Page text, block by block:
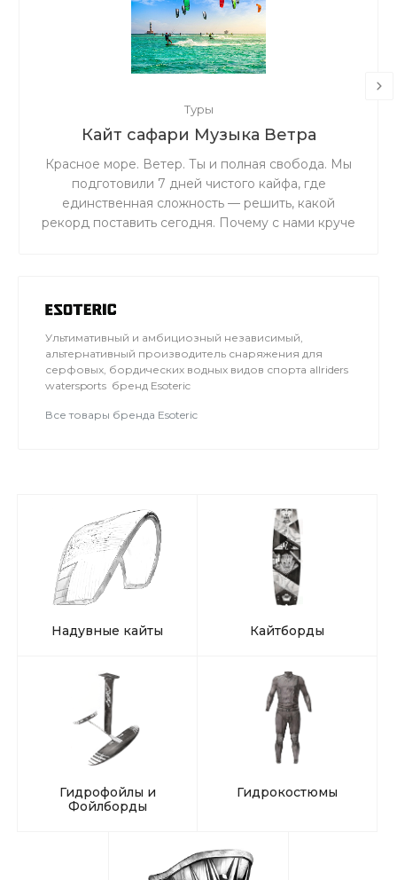
Туры
Кайт сафари Музыка Ветра
Красное море. Ветер. Ты и полная свобода. Мы
подготовили 7 дней чистого кайфа, где
единственная сложность — решить, какой
рекорд поставить сегодня. Почему с нами круче
Инструкторы со стажем 10+ лет — ты в
надежных руках. Эстетика в кадре: Видео и
фото каждого момента твоего успеха. Полный
релакс: Профессиональный массаж для тех, кто
привык выжимать максимум из каждой минуты.
Ультимативный и амбициозный независимый,
альтернативный производитель снаряжения для
серфовых, бордических водных видов спорта allriders
watersports бренд Esoteric
Все товары бренда Esoteric
Надувные кайты Кайтборды
Гидрофойлы и
Фойлборды
Гидрокостюмы